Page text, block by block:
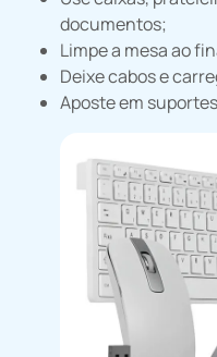
documentos;
Limpe a mesa ao
Deixe cabos e
Aposte em